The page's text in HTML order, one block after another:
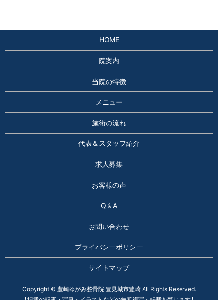
HOME
院案内
当院の特徴
メニュー
施術の流れ
代表＆スタッフ紹介
求人募集
お客様の声
Q＆A
お問い合わせ
プライバシーポリシー
サイトマップ
Copyright © 豊崎ゆがみ整骨院 豊見城市豊崎 All Rights Reserved.